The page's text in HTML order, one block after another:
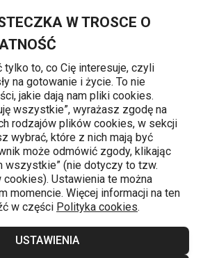
W TROSCE O
tylko to, co Cię interesuje, czyli
na gotowanie i życie. To nie
jakie dają nam pliki cookies.
wszystkie”, wyrażasz zgodę na
rodzajów plików cookies, w sekcji
wybrać, które z nich mają być
może odmówić zgody, klikając
wszystkie” (nie dotyczy to tzw.
Ustawienia te można
momencie. Więcej informacji na ten
w części Polityka cookies.
USTAWIENIA
styczeń -
się?
16.12.2025
słyszałeś o „Veganuary”, czyli
Na początku roku często